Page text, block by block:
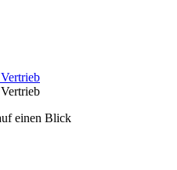
einen Blick